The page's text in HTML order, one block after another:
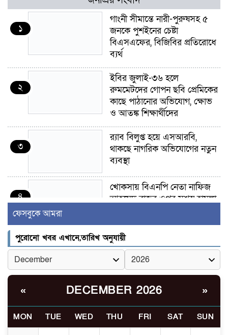
১
গাংনী সীমান্তে নারী-পুরুষসহ ৫
জনকে পুশইনের চেষ্টা
বিএসএফের, বিজিবির প্রতিরোধে
ব্যর্থ
২
ইবির জুলাই-৩৬ হলে
রুমমেটদের গোপন ছবি প্রেমিকের
কাছে পাঠানোর অভিযোগ, ক্ষোভ
ও আতঙ্ক শিক্ষার্থীদের
৩
র‍্যাব বিলুপ্ত হয়ে এসআরবি,
থাকছে নাগরিক অভিযোগের নতুন
ব্যবস্থা
৪
খোকসায় বিএনপি নেতা নাফিজ
আহমেদ রাজুর ওপর সশস্ত্র হামলা,
৫
সাঈদীর ছবিতে জুতা
নিক্ষেপকারীরা ‘জারজ সন্তান’:
আমির হামজা
৬
ইসলামী বিশ্ববিদ্যালয়র ৪৪
তৎপরতার অভিযোগ/ তদন্তে
গঠিত হলো উচ্চপর্যায়ের কমিটি
ফেসবুকে আমরা
পুরোনো খবর এখানে,তারিখ অনুযায়ী
« DECEMBER 2026 »
MON TUE WED THU FRI SAT SUN